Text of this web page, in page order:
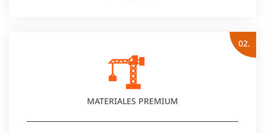
02.
MATERIALES PREMIUM